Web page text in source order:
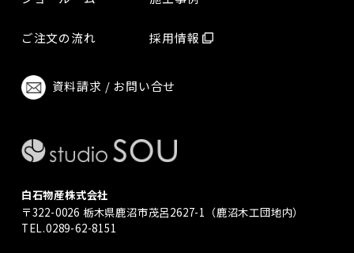
ご注文の流れ 採用情報
資料請求 / お問い合せ
白石物産株式会社
〒322-0026 栃木県鹿沼市茂呂2627-1（鹿沼木工団地内）
TEL.0289-62-8151